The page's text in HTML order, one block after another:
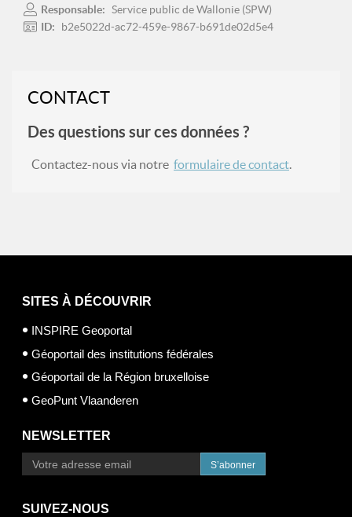
Responsable: Service public de Wallonie (SPW)
ID:
b2e5022d-ac72-459e-9867-b691de02d5e4
CONTACT
Des questions sur ces données ?
Contactez-nous via notre formulaire de contact.
SITES À DÉCOUVRIR
INSPIRE Geoportal
Géoportail des institutions fédérales
Géoportail de la Région bruxelloise
GeoPunt Vlaanderen
NEWSLETTER
S’abonner
SUIVEZ-NOUS